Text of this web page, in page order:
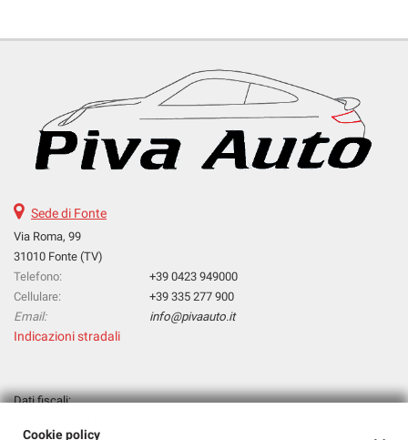
Sede di Fonte
Via Roma, 99
31010 Fonte (TV)
Telefono:
+39 0423 949000
Cellulare:
+39 335 277 900
Email:
info@pivaauto.it
Indicazioni stradali
Dati fiscali:
Cookie policy